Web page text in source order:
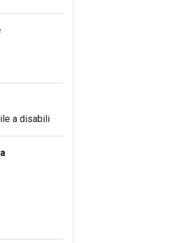
a disabili